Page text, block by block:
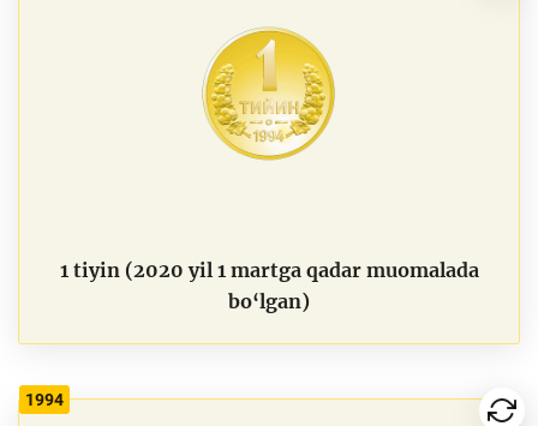
1 tiyin (2020 yil 1 martga qadar muomalada
bo‘lgan)
1994